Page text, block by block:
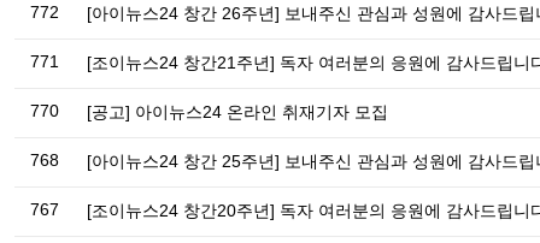
772 [아이뉴스24 창간 26주년] 보내주신 관심과 성원에 감사드립
771 [조이뉴스24 창간21주년] 독자 여러분의 응원에 감사드립니
770 [공고] 아이뉴스24 온라인 취재기자 모집
768 [아이뉴스24 창간 25주년] 보내주신 관심과 성원에 감사드립
767 [조이뉴스24 창간20주년] 독자 여러분의 응원에 감사드립니